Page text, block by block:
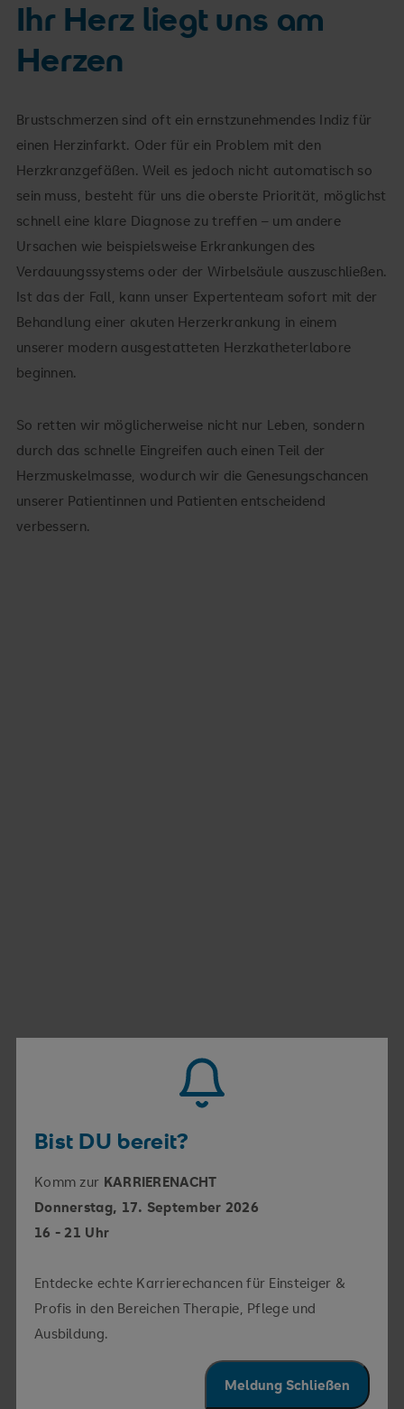
Bist DU bereit?
Komm zur KARRIERENACHT
Donnerstag, 17. September 2026
16 - 21 Uhr
Entdecke echte Karrierechancen für Einsteiger &
Profis in den Bereichen Therapie, Pflege und
Ausbildung.
Meldung Schließen
Ihr Herz liegt uns am
Herzen
Brustschmerzen sind oft ein ernstzunehmendes Indiz für
einen Herzinfarkt. Oder für ein Problem mit den
Herzkranzgefäßen. Weil es jedoch nicht automatisch so
sein muss, besteht für uns die oberste Priorität, möglichst
schnell eine klare Diagnose zu treffen – um andere
Ursachen wie beispielsweise Erkrankungen des
Verdauungssystems oder der Wirbelsäule auszuschließen.
Ist das der Fall, kann unser Expertenteam sofort mit der
Behandlung einer akuten Herzerkrankung in einem
unserer modern ausgestatteten Herzkatheterlabore
beginnen.
So retten wir möglicherweise nicht nur Leben, sondern
durch das schnelle Eingreifen auch einen Teil der
Herzmuskelmasse, wodurch wir die Genesungschancen
unserer Patientinnen und Patienten entscheidend
verbessern.
AMBULANZEN UND ÖFFNUNGSZEITEN
Wir sind immer für Sie
da